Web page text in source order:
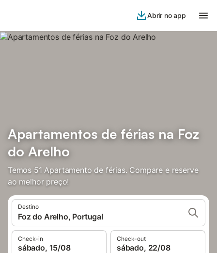
Abrir no app
Apartamentos de férias na Foz
do Arelho
Temos 51 Apartamento de férias. Compare e reserve
ao melhor preço!
Destino
Foz do Arelho, Portugal
Check-in
sábado, 15/08
Check-out
sábado, 22/08